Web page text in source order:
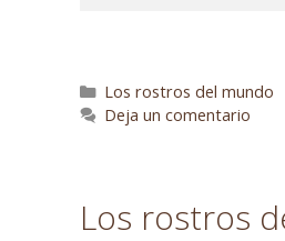
Los rostros del mundo
Deja un comentario
Los rostros